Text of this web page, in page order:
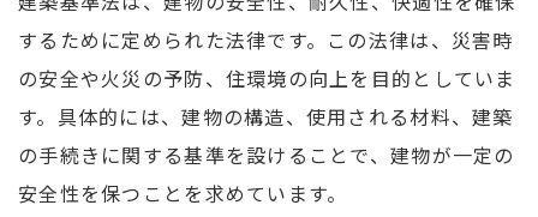
するために定められた法律です。この法律は、災害時
の安全や火災の予防、住環境の向上を目的としていま
す。具体的には、建物の構造、使用される材料、建築
の手続きに関する基準を設けることで、建物が一定の
安全性を保つことを求めています。